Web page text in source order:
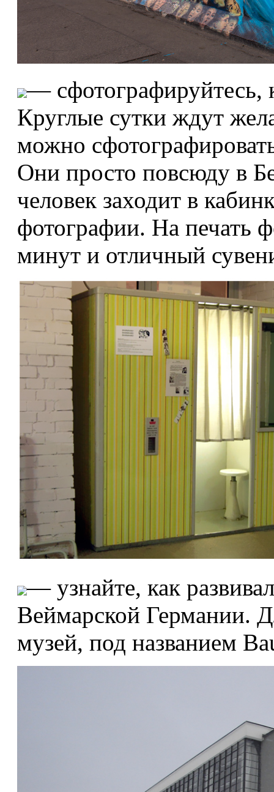
— сфотографируйтесь,
Круглые сутки ждут
можно
Они просто повсюду в
человек заходит в
фотографии. На печать
минут и отличный
— узнайте, как
Веймарской Германии.
музей, под названием